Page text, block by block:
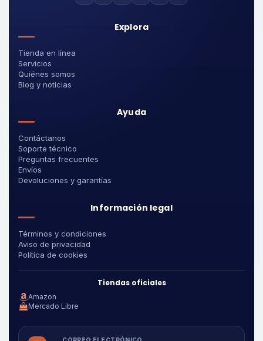
Explora
Tienda en línea
Servicios
Quiénes somos
Blog y noticias
Ayuda
Contáctanos
Soporte técnico
Preguntas frecuentes
Envíos
Devoluciones y garantías
Información legal
Términos y condiciones
Aviso de privacidad
Política de cookies
Tiendas oficiales
Amazon
Mercado Libre